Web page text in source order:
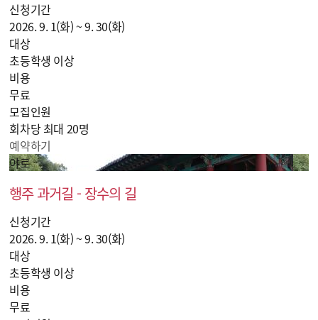
신청기간
2026. 9. 1(화) ~ 9. 30(화)
대상
초등학생 이상
비용
무료
모집인원
회차당 최대 20명
예약하기
야로
행주 과거길 - 장수의 길
신청기간
2026. 9. 1(화) ~ 9. 30(화)
대상
초등학생 이상
비용
무료